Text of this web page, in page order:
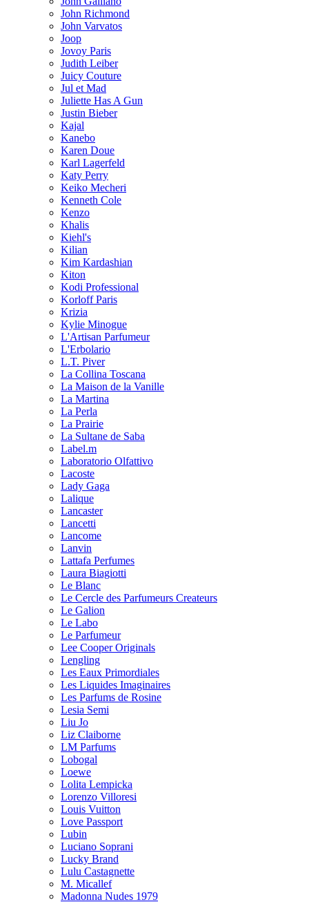
John Richmond
John Varvatos
Joop
Jovoy Paris
Judith Leiber
Juicy Couture
Jul et Mad
Juliette Has A Gun
Justin Bieber
Kajal
Kanebo
Karen Doue
Karl Lagerfeld
Katy Perry
Keiko Mecheri
Kenneth Cole
Kenzo
Khalis
Kiehl's
Kilian
Kim Kardashian
Kiton
Kodi Professional
Korloff Paris
Krizia
Kylie Minogue
L'Artisan Parfumeur
L'Erbolario
L.T. Piver
La Collina Toscana
La Maison de la Vanille
La Martina
La Perla
La Prairie
La Sultane de Saba
Label.m
Laboratorio Olfattivo
Lacoste
Lady Gaga
Lalique
Lancaster
Lancetti
Lancome
Lanvin
Lattafa Perfumes
Laura Biagiotti
Le Blanc
Le Cercle des Parfumeurs Createurs
Le Galion
Le Labo
Le Parfumeur
Lee Cooper Originals
Lengling
Les Eaux Primordiales
Les Liquides Imaginaires
Les Parfums de Rosine
Lesia Semi
Liu Jo
Liz Claiborne
LM Parfums
Lobogal
Loewe
Lolita Lempicka
Lorenzo Villoresi
Louis Vuitton
Love Passport
Lubin
Luciano Soprani
Lucky Brand
Lulu Castagnette
M. Micallef
Madonna Nudes 1979